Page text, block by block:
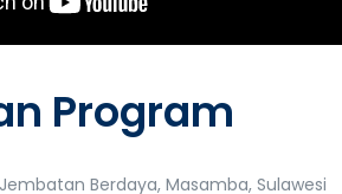
Program
Jembatan Berdaya, Masamba, Sulawesi